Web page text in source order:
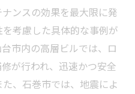
ンスの効果を最大限に発
考慮した具体的な事例が
市内の高層ビルでは、ロ
が行われ、迅速かつ安全
、石巻市では、地震によ